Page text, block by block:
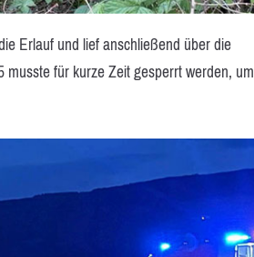
Erlauf und lief anschließend über die
für kurze Zeit gesperrt werden, um